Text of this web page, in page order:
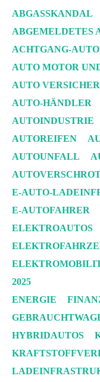
ABGASSKANDAL
ABGEMELDETES
ACHTGANG-
AUTO MOTOR
AUTO
AUTO-HÄNDLER
AUTOINDUSTRIE
AUTOREIFEN
AUTOUNFALL
E-AUTO-
E-AUTOFAHRER
ELEKTROAUTOS
2025
ENERGIE
HYBRIDAUTOS